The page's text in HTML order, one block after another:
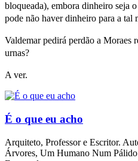
bloqueada), embora dinheiro seja
pode não haver dinheiro para a tal
Valdemar pedirá perdão a Moraes
urnas?
A ver.
É o que eu acho
Arquiteto, Professor e Escritor.
Árvores, Um Humano Num